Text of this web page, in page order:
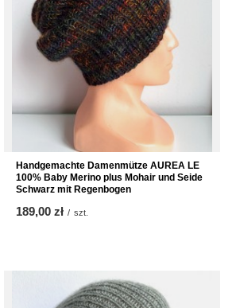
Handgemachte Damenmütze AUREA LE
100% Baby Merino plus Mohair und Seide
Schwarz mit Regenbogen
189,00 zł / szt.